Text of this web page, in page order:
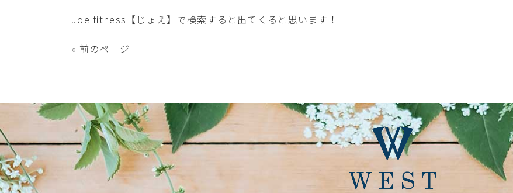
Joe fitness【じょえ】で検索すると出てくると思います！
« 前のページ